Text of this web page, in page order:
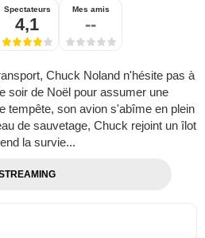
Spectateurs
4,1
Mes amis
--
Chuck Noland n'hésite pas à
soir de Noël pour assumer une
tempête, son avion s'abîme en plein
de sauvetage, Chuck rejoint un îlot
la survie...